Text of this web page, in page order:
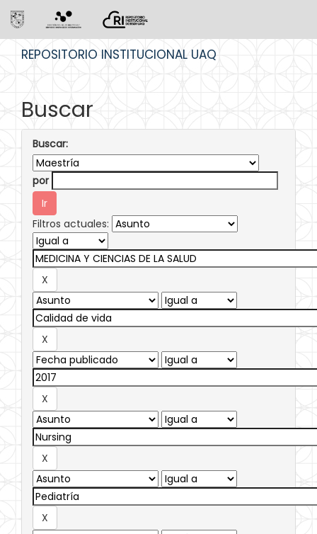
REPOSITORIO INSTITUCIONAL UAQ
Buscar
Buscar:
por
Filtros actuales: